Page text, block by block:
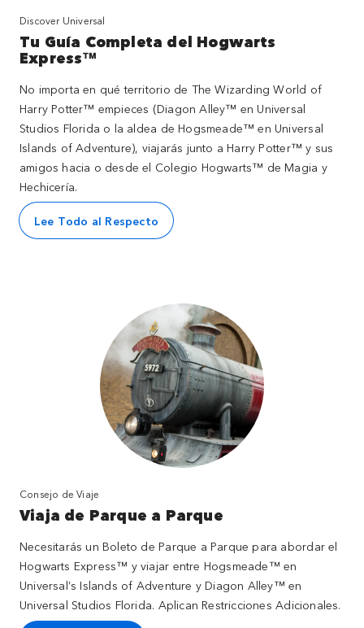
Discover Universal
Tu Guía Completa del Hogwarts
Express™
No importa en qué territorio de The Wizarding World of
Harry Potter™ empieces (Diagon Alley™ en Universal
Studios Florida o la aldea de Hogsmeade™ en Universal
Islands of Adventure), viajarás junto a Harry Potter™ y sus
amigos hacia o desde el Colegio Hogwarts™ de Magia y
Hechicería.
Lee Todo al Respecto
Consejo de Viaje
Viaja de Parque a Parque
Necesitarás un Boleto de Parque a Parque para abordar el
Hogwarts Express™ y viajar entre Hogsmeade™ en
Universal’s Islands of Adventure y Diagon Alley™ en
Universal Studios Florida. Aplican Restricciones Adicionales.